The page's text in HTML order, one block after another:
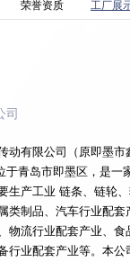
荣誉资质 工厂展
司
动有限公司（原即墨市
于青岛市即墨区，是一
生产工业 链条、链轮
类制品、汽车行业配
物流行业配套产业、
行业配套产业等。本